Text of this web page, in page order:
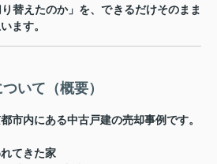
替えたのか」を、できるだけそのまま
ます。
いて（概要）
市内にある中古戸建の売却事例です。
てきた家